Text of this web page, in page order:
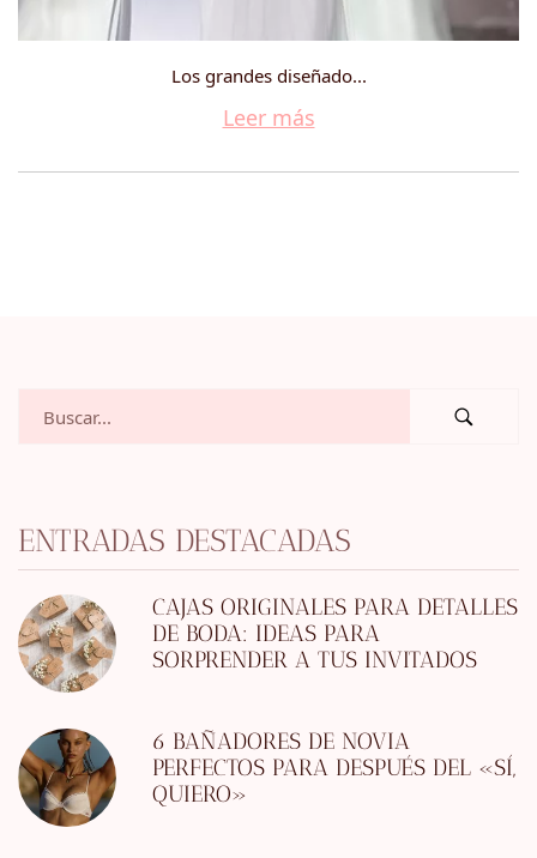
Los grandes diseñado...
Leer más
ENTRADAS DESTACADAS
CAJAS ORIGINALES PARA DETALLES
DE BODA: IDEAS PARA
SORPRENDER A TUS INVITADOS
6 BAÑADORES DE NOVIA
PERFECTOS PARA DESPUÉS DEL «SÍ,
QUIERO»